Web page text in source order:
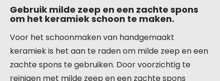
Gebruik milde zeep en een zachte spons
om het keramiek schoon te maken.
Voor het schoonmaken van handgemaakt
keramiek is het aan te raden om milde zeep en een
zachte spons te gebruiken. Door voorzichtig te
reinigen met milde zeep en een zachte spons